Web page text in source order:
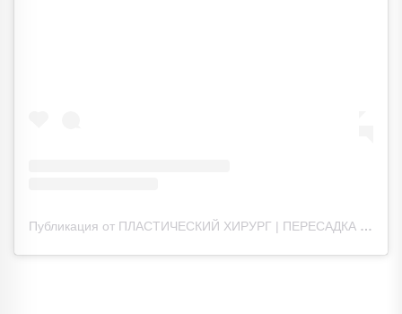
Публикация от ПЛАСТИЧЕСКИЙ ХИРУРГ | ПЕРЕСАДКА ВОЛОС | ОБУЧЕНИЕ | (@banu_doctor_)